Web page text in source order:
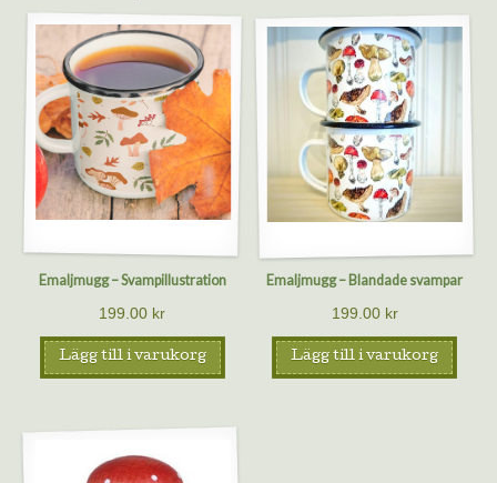
Emaljmugg – Svampillustration
199.00 kr
Lägg till i varukorg
Emaljmugg – Blandade svampar
199.00 kr
Lägg till i varukorg